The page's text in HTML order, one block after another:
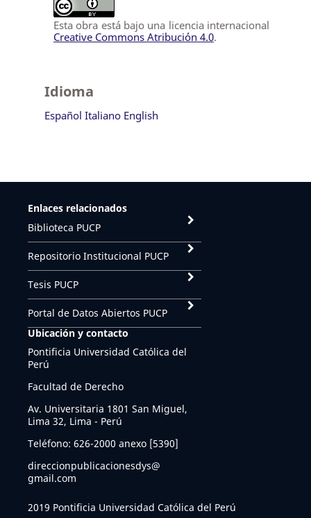
Esta obra está bajo una licencia internacional
Creative Commons Atribución 4.0.
Idioma
Español Italiano English
Enlaces relacionados
Biblioteca PUCP
Repositorio Institucional PUCP
Tesis PUCP
Portal de Datos Abiertos PUCP
Ubicación y contacto
Pontificia Universidad Católica del
Perú
Facultad de Derecho
Av. Universitaria 1801 San Miguel,
Lima 32, Lima - Perú
Teléfono: 626-2000 anexo [5390]
direccionpublicacionesdys@
gmail.com
2019 Pontificia Universidad Católica del Perú